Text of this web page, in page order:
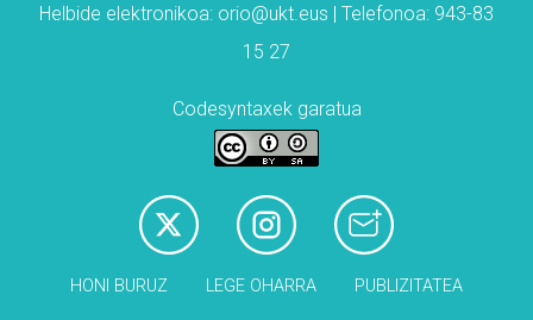
Helbide elektronikoa: orio@ukt.eus | Telefonoa: 943-83
15 27
Codesyntaxek garatua
HONI BURUZ LEGE OHARRA PUBLIZITATEA